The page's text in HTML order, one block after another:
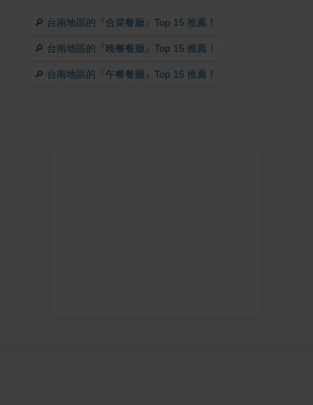
🔎 台南地區的『合菜餐廳』Top 15 推薦！
🔎 台南地區的『晚餐餐廳』Top 15 推薦！
🔎 台南地區的『午餐餐廳』Top 15 推薦！